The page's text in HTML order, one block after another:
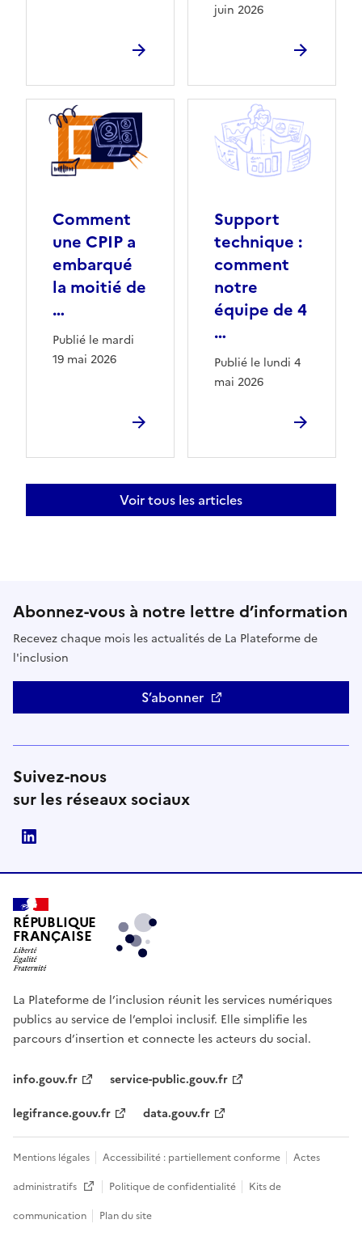
juin 2026
Comment
une CPIP a
embarqué
la moitié de
…
Publié le mardi
19 mai 2026
Support
technique :
comment
notre
équipe de 4
…
Publié le lundi 4
mai 2026
Voir tous les articles
Abonnez-vous à notre lettre d’information
Recevez chaque mois les actualités de La Plateforme de
l'inclusion
S’abonner
Suivez-nous
sur les réseaux sociaux
RÉPUBLIQUE
FRANÇAISE
La Plateforme de l’inclusion réunit les services numériques
publics au service de l’emploi inclusif. Elle simplifie les
parcours d’insertion et connecte les acteurs du social.
info.gouv.fr
service-public.gouv.fr
legifrance.gouv.fr
data.gouv.fr
Mentions légales Accessibilité : partiellement conforme
Actes
administratifs
Ouvre une nouvelle fenêtre
Politique de confidentialité
Kits de
communication
Plan du site